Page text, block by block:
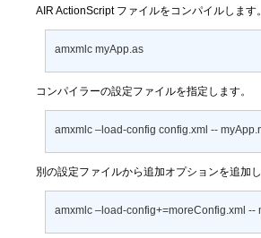
AIR ActionScript ファイルをコンパイルします。
amxmlc myApp.as
コンパイラーの設定ファイルを指定します。
amxmlc –load-config config.xml --
別の設定ファイルから追加オプションを追加し
amxmlc –load-config+=moreConfig.xml --